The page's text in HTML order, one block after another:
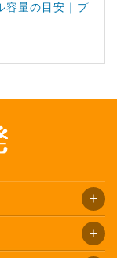
容量の目安｜プ